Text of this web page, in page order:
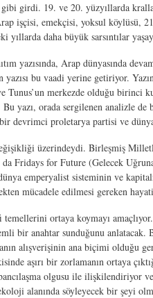
gibi girdi. 19. ve 20. yüzyıllarda
işçisi, emekçisi, yoksul köylüsü,
daha büyük sarsıntılar
yazısında, Arap dünyasında
bu vaadi yerine getiriyor.
merkezde olduğu birinci
yazı, orada sergilenen analizle
devrimci proletarya partisi ve
üzerindeydi. Birleşmiş
Fridays for Future (Gelecek
emperyalist sisteminin ve
mücadele edilmesi gereken
ortaya koymayı
bir anahtar sunduğunu
alışverişinin ana biçimi olduğu
aşırı bir zorlamanın ortaya
olgusu ile
alanında söyleyecek bir şeyi